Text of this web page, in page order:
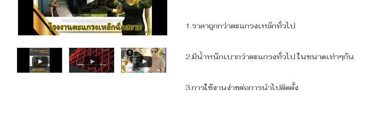
1.ราคาถูกกว่าตะแกรงเหล็กทั่วไป
2.มีน้ำหนักเบากว่าตะแกรงทั่วไป ในขนาดเท่าๆกัน
3.การใช้งานง่ายต่อการนำไปติดตั้ง